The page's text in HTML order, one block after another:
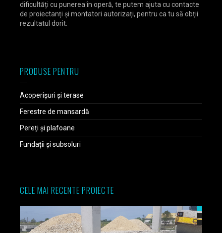
dificultăți cu punerea în operă, te putem ajuta cu contacte
de proiectanți și montatori autorizați, pentru ca tu să obții
rezultatul dorit.
PRODUSE PENTRU
Acoperișuri și terase
Ferestre de mansardă
Pereți și plafoane
Fundații și subsoluri
CELE MAI RECENTE PROIECTE